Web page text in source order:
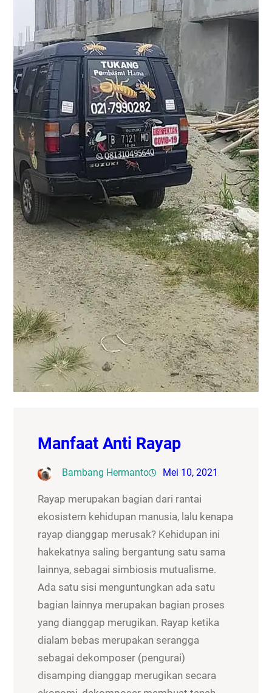
Manfaat Anti Rayap
Bambang Hermanto Mei 10, 2021
Rayap merupakan bagian dari rantai
ekosistem kehidupan manusia, lalu kenapa
rayap dianggap merusak? Kehidupan ini
hakekatnya saling bergantung satu sama
lainnya, sebagai simbiosis mutualisme.
Ada satu sisi menguntungkan ada satu
bagian lainnya merupakan bagian proses
yang dianggap merugikan. Rayap ketika
dialam bebas merupakan serangga
sebagai dekomposer (pengurai)
disamping dianggap merugikan secara